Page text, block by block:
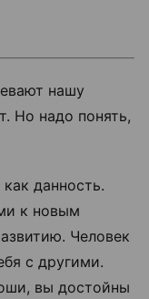
нашу
Но надо понять,
данность.
к новым
Человек
с другими.
вы достойны